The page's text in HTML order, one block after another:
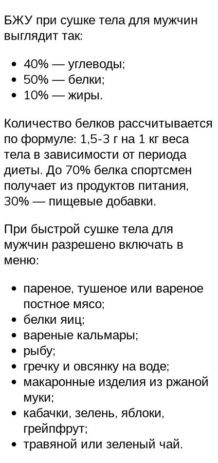
БЖУ при сушке тела для мужчин
выглядит так:
40% — углеводы;
50% — белки;
10% — жиры.
Количество белков рассчитывается
по формуле: 1,5-3 г на 1 кг веса
тела в зависимости от периода
диеты. До 70% белка спортсмен
получает из продуктов питания,
30% — пищевые добавки.
При быстрой сушке тела для
мужчин разрешено включать в
меню:
пареное, тушеное или вареное
постное мясо;
белки яиц;
вареные кальмары;
рыбу;
гречку и овсянку на воде;
макаронные изделия из ржаной
муки;
кабачки, зелень, яблоки,
грейпфрут;
травяной или зеленый чай.